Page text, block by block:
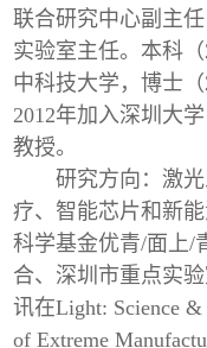
联合研究中心副主
实验室主任。本科
中科技大学，博士（
2012年加入深圳大
教授。
研究方向：激
疗、智能芯片和新
科学基金优青/面上/
合、深圳市重点实
讯在Light: Science &
of Extreme